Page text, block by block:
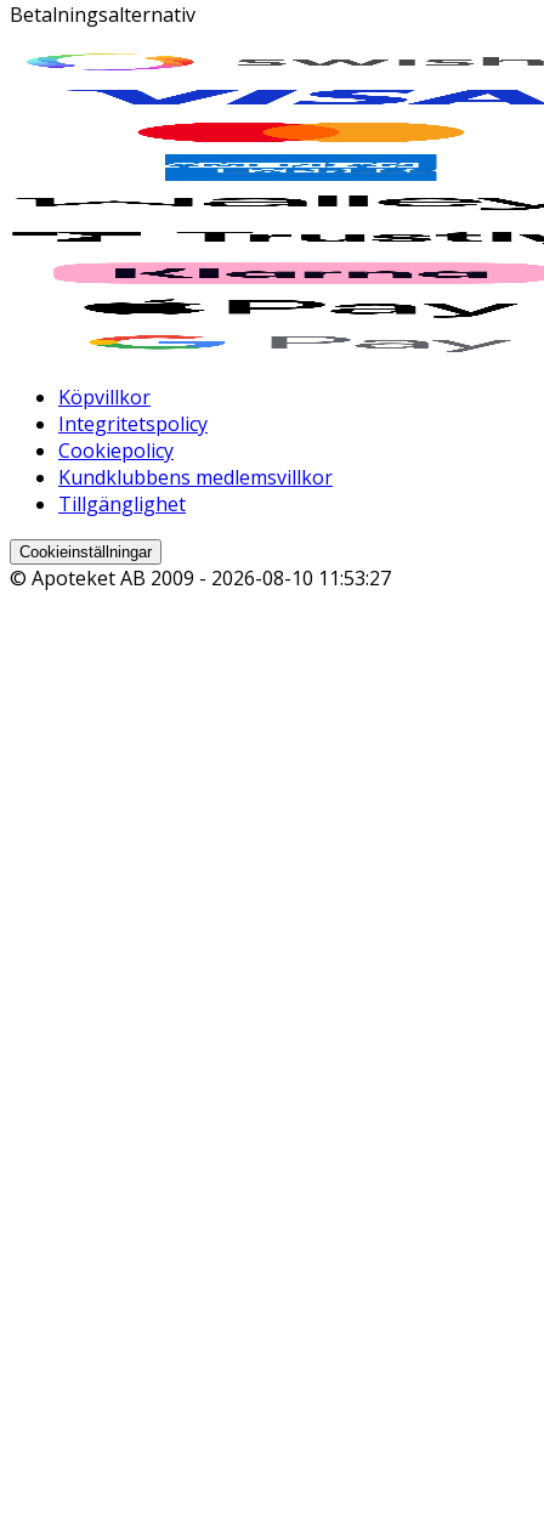
Betalningsalternativ
Köpvillkor
Integritetspolicy
Cookiepolicy
Kundklubbens medlemsvillkor
Tillgänglighet
Cookieinställningar
© Apoteket AB 2009 - 2026-08-10 11:53:27